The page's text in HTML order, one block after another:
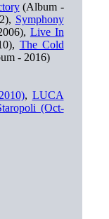
(Album -
Symphony
Live In
The Cold
- 2016)
, LUCA
(Oct-